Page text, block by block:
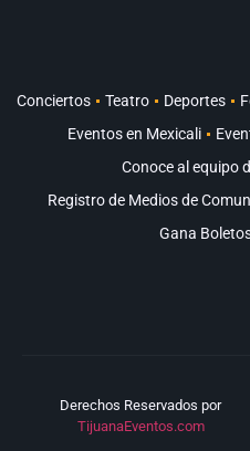
Conciertos Teatro Deportes
Eventos en Mexicali
Conoce al equipo
Registro de Medios de
Gana
Derechos Reservados por
TijuanaEventos.com